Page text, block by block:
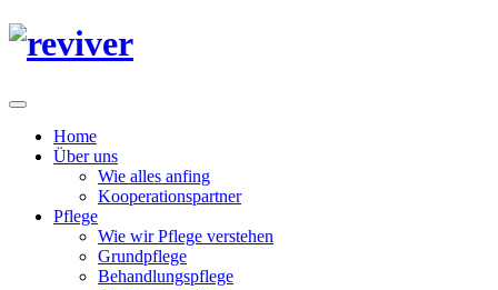
Home
Über uns
Wie alles anfing
Kooperationspartner
Pflege
Wie wir Pflege verstehen
Grundpflege
Behandlungspflege